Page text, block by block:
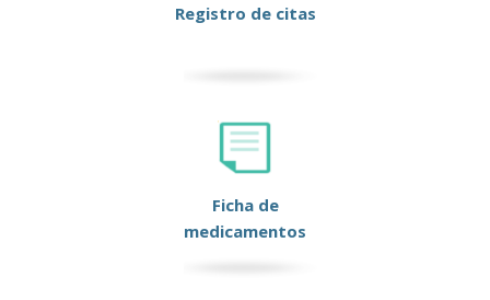
Registro de citas
Ficha de
medicamentos